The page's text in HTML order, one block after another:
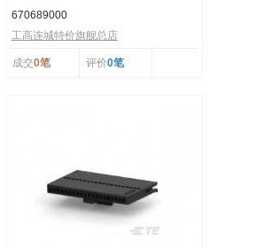
670689000
工高连城特价旗舰总店
成交0笔 评价0笔